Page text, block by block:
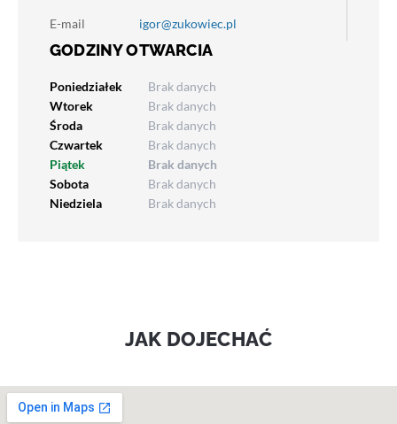
E-mail igor@zukowiec.pl
GODZINY OTWARCIA
Poniedziałek
Brak danych
Wtorek
Brak danych
Środa
Brak danych
Czwartek
Brak danych
Piątek
Brak danych
Sobota
Brak danych
Niedziela
Brak danych
JAK DOJECHAĆ